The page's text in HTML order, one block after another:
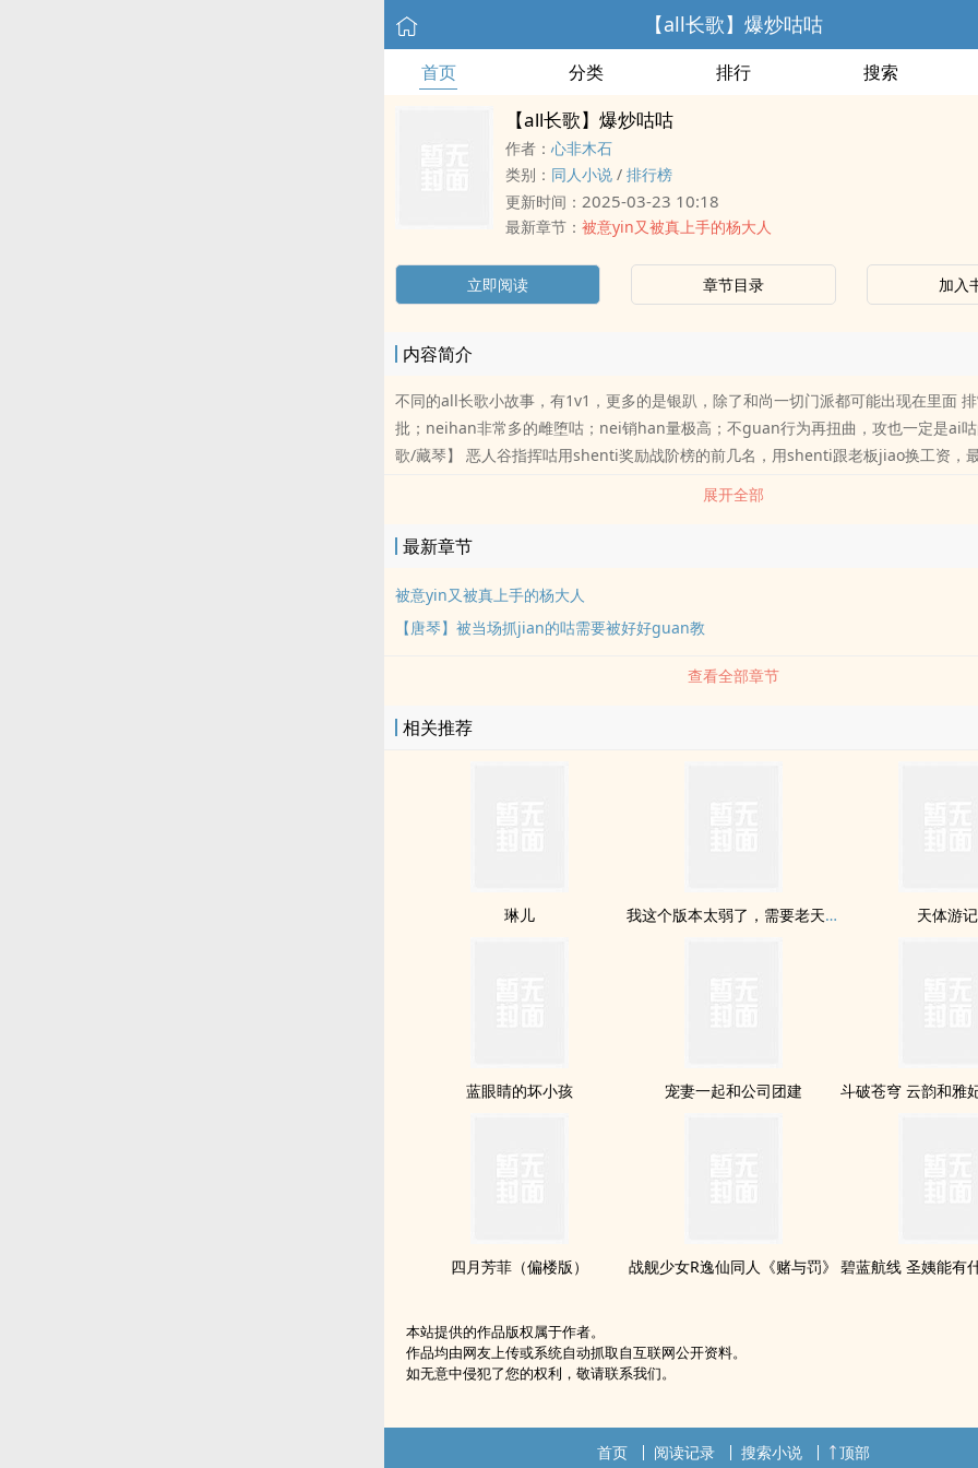
【all长歌】爆炒咕咕
首页 分类 排行 搜索
【all长歌】爆炒咕咕
作者： 心非木石
类别： 同人小说 / 排行榜
更新时间： 2025-03-23 10:18
最新章节： 被意yin又被真上手的杨大人
立即阅读 章节目录 加入
内容简介
不同的all长歌小故事，有1v1，更多的是银趴，除了和尚一切门派都可能出现在里面
批；neihan非常多的雌堕咕；nei销han量极高；不guan行为再扭曲，攻也一定是ai
歌/藏琴】 恶人谷指挥咕用shenti奖励战阶榜的前几名，用shenti跟老板jiao换工资，
回家揣崽，还要被小叽爬床 二、【双唐歌】 兄弟丼，忙于工作的炮哥将新婚妻子一个
房，被见se心起的炮弟迷jian，炮哥发现后严加guan教，将新婚小咕调教成独属于自
三、【三歌】 师父养了一对漂亮的咕徒弟，师兄min感nei敛，师弟reqing放浪 会有影
nai子喂到dps嘴里回血，攻击对面dps要chajin去 六、…… 以上均没有完成，随机时间
展开全部
最新章节
被意yin又被真上手的杨大人
【唐琴】被当场抓jian的咕需要被好好guan教
查看全部章节
相关推荐
琳儿 我这个版本太弱了，需要老天给我加强一波 天体游记
蓝眼睛的坏小孩 宠妻一起和公司团建
四月芳菲（偏楼版） 战舰少女R逸仙同人《赌与罚》
本站提供的作品版权属于作者。
作品均由网友上传或系统自动抓取自互联网公开资料。
如无意中侵犯了您的权利，敬请联系我们。
首页 阅读记录 搜索小说 顶部